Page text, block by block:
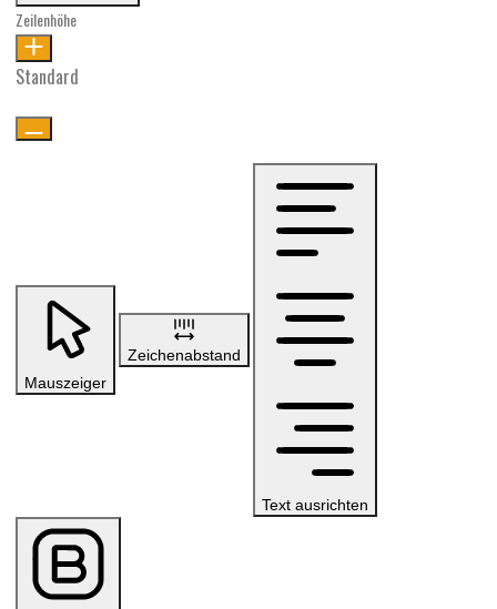
Zeilenhöhe
Standard
Mauszeiger
Zeichenabstand
Text ausrichten